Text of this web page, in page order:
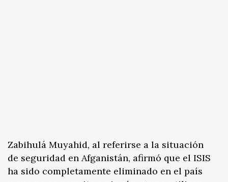
Zabihulá Muyahid, al referirse a la situación
de seguridad en Afganistán, afirmó que el ISIS
ha sido completamente eliminado en el país